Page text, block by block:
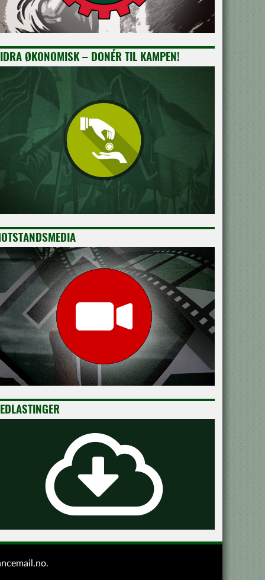
ØKONOMISK – DONÉR TIL KAMPEN!
.